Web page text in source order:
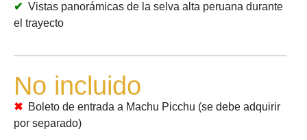
Vistas panorámicas de la selva alta peruana durante
el trayecto
No incluido
Boleto de entrada a Machu Picchu (se debe adquirir
por separado)